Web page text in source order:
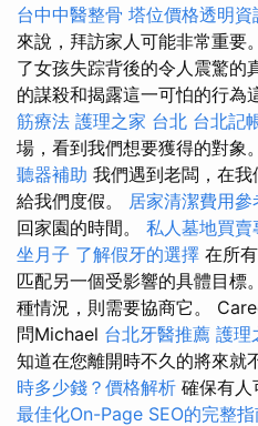
台中中醫整骨 塔位價格透明資
來說，拜訪家人可能非常重要
了女孩失踪背後的令人震驚的
的謀殺和揭露這一可怕的行為
筋療法 護理之家 台北 台北記
場，看到我們想要獲得的對象。
聽器補助 我們遇到老闆，在
給我們度假。 居家清潔費用參
回家園的時間。 私人墓地買賣
坐月子 了解假牙的選擇 在所
匹配另一個受影響的具體目標。
種情況，則需要協商它。
問Michael 台北牙醫推薦 護理
知道在您離開時不久的將來就
時多少錢？價格解析 確保有人
最佳化On-Page SEO的完整